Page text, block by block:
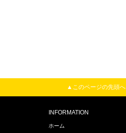
▲このページの先頭へ
INFORMATION
ホーム